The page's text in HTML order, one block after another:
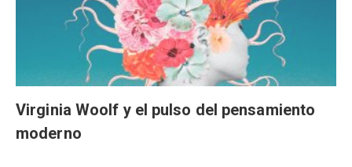
Virginia Woolf y el pulso del pensamiento
moderno